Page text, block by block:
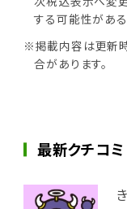
する可能性がある
※掲載内容は更新
合があります。
最新クチコミ